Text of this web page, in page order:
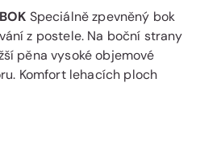
Speciálně zpevněný bok
z postele. Na boční strany
pěna vysoké objemové
Komfort lehacích ploch